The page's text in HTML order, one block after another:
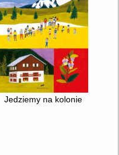
Jedziemy na kolonie